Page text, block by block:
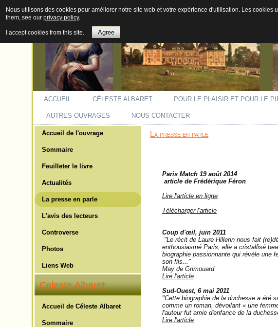
ACCUEIL CÉLESTE ALBARET POUR LE PLAISIR ET POUR LE
AUTRES OUVRAGES NOUS CONTACTER
Accueil de l'ouvrage
Sommaire
Feuilleter le livre
Actualités
La presse en parle
L'avis des lecteurs
Controverse
Photos
Liens Web
Celeste Albaret
Accueil de Céleste Albaret
Sommaire
La presse en parle
Paris Match 19 août 2014
article de Frédérique Féron
Lire l'article en ligne
Télécharger l'article
Coup d'œil, juin 2011
"Le récit de Laure Hillerin nous fait
enthousiasmé Paris, elle a cristallisé
biographie passionnante qui révèle une
son fils..."
May de Grimouard
Lire l'article
Sud-Ouest, 6 mai 2011
"Cette biographie de la duchesse a été
comme un roman, dévoilant « une
l'auteur fut amie d'enfance de la
Lire l'article
Nous utilisons des cookies pour améliorer notre site web et votre expérience d'utilisation. Les
them, see our privacy policy.
I accept cookies from this site. Agree